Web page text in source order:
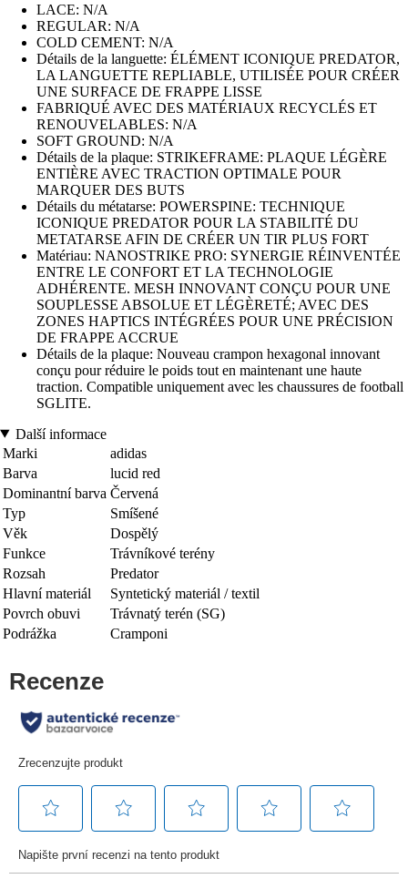
LACE: N/A
REGULAR: N/A
COLD CEMENT: N/A
Détails de la languette: ÉLÉMENT ICONIQUE PREDATOR,
LA LANGUETTE REPLIABLE, UTILISÉE POUR CRÉER
UNE SURFACE DE FRAPPE LISSE
FABRIQUÉ AVEC DES MATÉRIAUX RECYCLÉS ET
RENOUVELABLES: N/A
SOFT GROUND: N/A
Détails de la plaque: STRIKEFRAME: PLAQUE LÉGÈRE
ENTIÈRE AVEC TRACTION OPTIMALE POUR
MARQUER DES BUTS
Détails du métatarse: POWERSPINE: TECHNIQUE
ICONIQUE PREDATOR POUR LA STABILITÉ DU
METATARSE AFIN DE CRÉER UN TIR PLUS FORT
Matériau: NANOSTRIKE PRO: SYNERGIE RÉINVENTÉE
ENTRE LE CONFORT ET LA TECHNOLOGIE
ADHÉRENTE. MESH INNOVANT CONÇU POUR UNE
SOUPLESSE ABSOLUE ET LÉGÈRETÉ; AVEC DES
ZONES HAPTICS INTÉGRÉES POUR UNE PRÉCISION
DE FRAPPE ACCRUE
Détails de la plaque: Nouveau crampon hexagonal innovant
conçu pour réduire le poids tout en maintenant une haute
traction. Compatible uniquement avec les chaussures de football
SGLITE.
Další informace
Marki
adidas
Barva
lucid red
Dominantní barva Červená
Typ
Smíšené
Věk
Dospělý
Funkce
Trávníkové terény
Rozsah
Predator
Hlavní materiál
Syntetický materiál / textil
Povrch obuvi
Trávnatý terén (SG)
Podrážka
Cramponi